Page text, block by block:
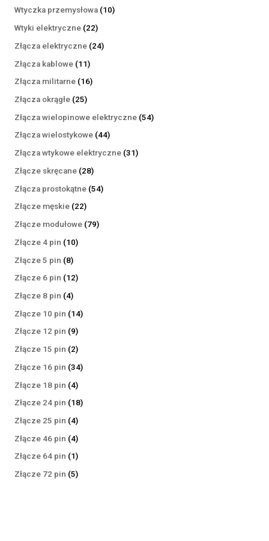
produktów
Wtyczka przemysłowa 1010
Wtyki elektryczne 2222
produkty
Złącza elektryczne 2424
Złącza kablowe 1111
produktów
Złącza militarne 1616
Złącza okrągłe 2525
produktów
Złącza wielopinowe elektryczne 5454
Złącza wielostykowe 4444
produkty
Złącza wtykowe elektryczne 3131
Złącze skręcane 2828
produktów
Złącza prostokątne 5454
Złącze męskie 2222
produkty
Złącze modułowe 7979
Złącze 4 pin 1010
Złącze 5 pin 88
produktów
Złącze 6 pin 1212
Złącze 8 pin 44
produkty
Złącze 10 pin 1414
Złącze 12 pin 99
produktów
Złącze 15 pin 22
produkty
Złącze 16 pin 3434
Złącze 18 pin 44
produkty
Złącze 24 pin 1818
Złącze 25 pin 44
produkty
Złącze 46 pin 44
produkty
Złącze 64 pin 11
produkt
Złącze 72 pin 55